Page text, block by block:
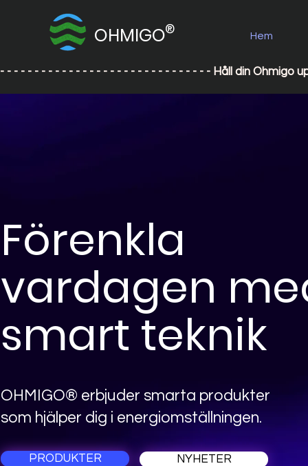
OHMIGO® Hem
- - - - - - - - - - - - - - - - - - - - - - - - - - - - - - - Håll din
Förenkla
vardagen
smart teknik
OHMIGO® erbjuder smarta produkter
som hjälper dig i energiomställningen.
PRODUKTER NYHETER